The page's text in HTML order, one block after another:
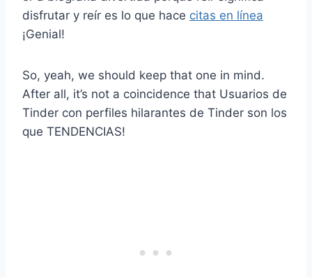
disfrutar y reír es lo que hace citas en línea
¡Genial!
So, yeah, we should keep that one in mind.
After all, it’s not a coincidence that Usuarios de
Tinder con perfiles hilarantes de Tinder son los
que TENDENCIAS!